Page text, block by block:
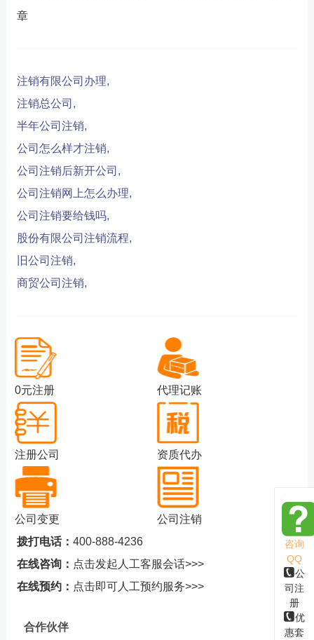
章
注销有限公司办理,
注销总公司,
半年公司注销,
公司怎么样才注销,
公司注销后新开公司,
公司注销网上怎么办理,
公司注销要给钱吗,
股份有限公司注销流程,
旧公司注销,
商贸公司注销,
0元注册 代理记账
注册公司 资质代办
公司变更
公司注销
拨打电话： 400-888-4236
在线咨询： 点击发起人工客服会话>>>
在线预约： 点击即可人工预约服务>>>
合作伙伴
咨询
QQ
公
司注
册
优
惠套